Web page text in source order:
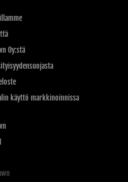
Oy:stä
käyttö markkinoinnissa